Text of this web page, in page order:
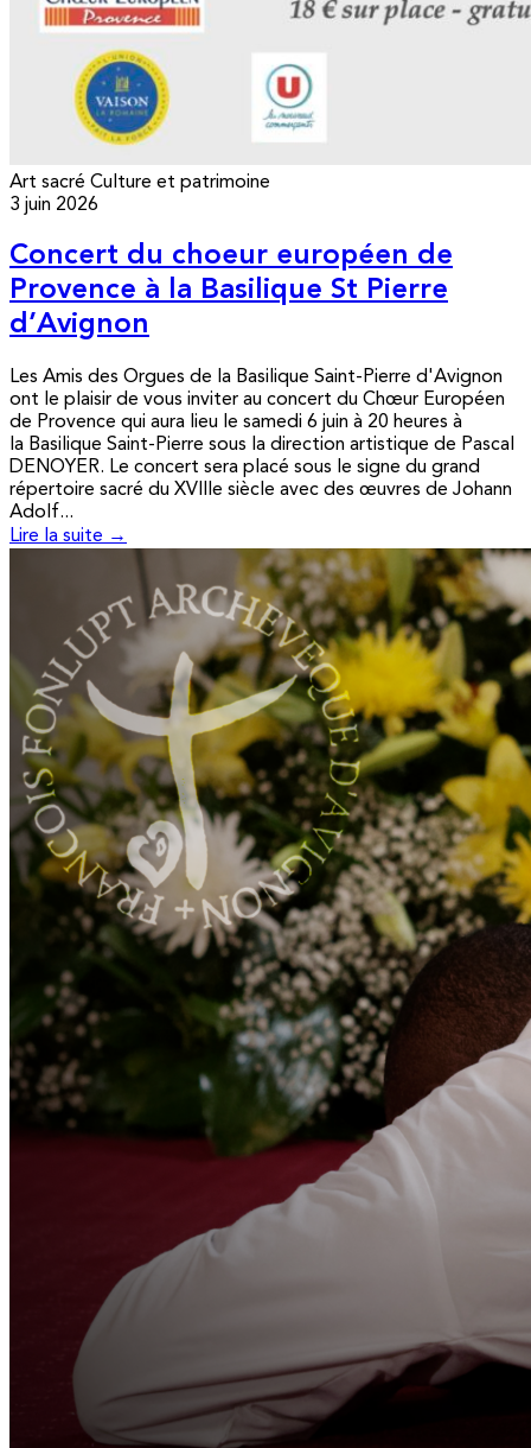
Art sacré Culture et patrimoine
3 juin 2026
Concert du choeur européen de
Provence à la Basilique St Pierre
d’Avignon
Les Amis des Orgues de la Basilique Saint-Pierre d'Avignon
ont le plaisir de vous inviter au concert du Chœur Européen
de Provence qui aura lieu le samedi 6 juin à 20 heures à
la Basilique Saint-Pierre sous la direction artistique de Pascal
DENOYER. Le concert sera placé sous le signe du grand
répertoire sacré du XVIIIe siècle avec des œuvres de Johann
Adolf...
Lire la suite →